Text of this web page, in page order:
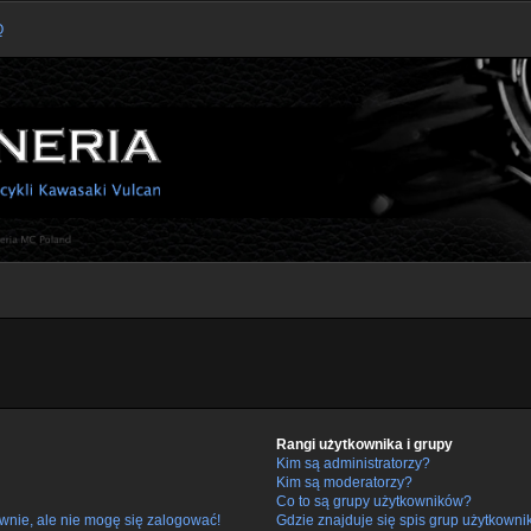
ale nie mogę się zalogować!
Rangi użytkownika i grupy
Kim są administratorzy?
Kim są moderatorzy?
Co to są grupy użytkowników?
Gdzie znajduje się spis grup